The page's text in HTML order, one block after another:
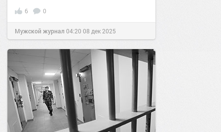
6 0
Мужской журнал 04:20 08 дек 2025